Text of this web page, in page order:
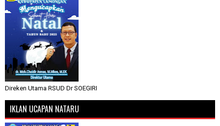
Direken Utama RSUD Dr SOEGIRI
IKLAN UCAPAN NATARU